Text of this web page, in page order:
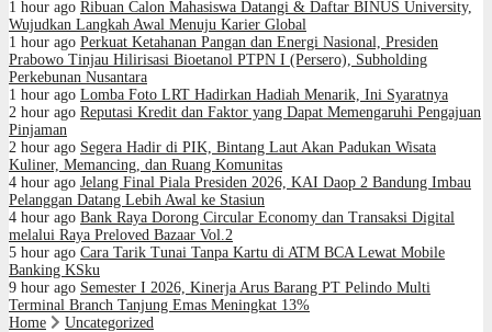
1 hour ago Ribuan Calon Mahasiswa Datangi & Daftar BINUS University,
Wujudkan Langkah Awal Menuju Karier Global
1 hour ago Perkuat Ketahanan Pangan dan Energi Nasional, Presiden
Prabowo Tinjau Hilirisasi Bioetanol PTPN I (Persero), Subholding
Perkebunan Nusantara
1 hour ago Lomba Foto LRT Hadirkan Hadiah Menarik, Ini Syaratnya
2 hour ago Reputasi Kredit dan Faktor yang Dapat Memengaruhi Pengajuan
Pinjaman
2 hour ago Segera Hadir di PIK, Bintang Laut Akan Padukan Wisata
Kuliner, Memancing, dan Ruang Komunitas
4 hour ago Jelang Final Piala Presiden 2026, KAI Daop 2 Bandung Imbau
Pelanggan Datang Lebih Awal ke Stasiun
4 hour ago Bank Raya Dorong Circular Economy dan Transaksi Digital
melalui Raya Preloved Bazaar Vol.2
5 hour ago Cara Tarik Tunai Tanpa Kartu di ATM BCA Lewat Mobile
Banking KSku
9 hour ago Semester I 2026, Kinerja Arus Barang PT Pelindo Multi
Terminal Branch Tanjung Emas Meningkat 13%
Home
Uncategorized